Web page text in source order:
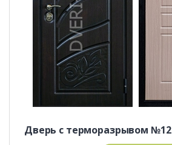
Дверь с терморазрывом №12